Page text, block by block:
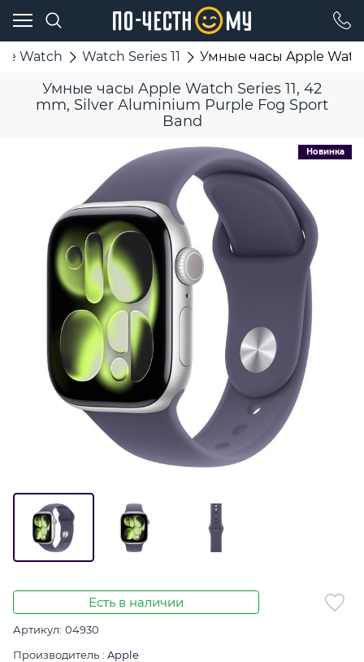
Watch Watch Series 11 Умные часы Apple
Умные часы Apple Watch Series 11, 42
mm, Silver Aluminium Purple Fog Sport
Band
Новинка
Есть в наличии
Артикул: 04930
Производитель : Apple